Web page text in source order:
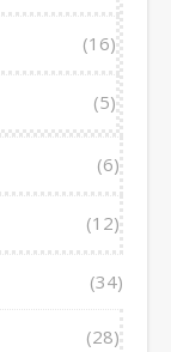
(16)
(5)
(6)
(12)
(34)
(28)